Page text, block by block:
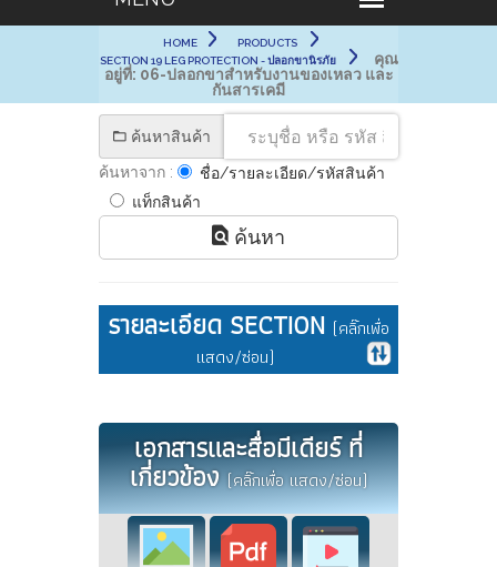
HOME
PRODUCTS
SECTION 19 LEG PROTECTION - ปลอกขานิรภัย
คุณ
อยู่ที่: 06-ปลอกขาสำหรับงานของเหลว และ
กันสารเคมี
ค้นหาสินค้า
ค้นหาจาก :
ชื่อ/รายละเอียด/รหัสสินค้า
แท็กสินค้า
ค้นหา
รายละเอียด SECTION (คลิ๊กเพื่อ
แสดง/ซ่อน)
เอกสารและสื่อมีเดียร์ ที่
เกี่ยวข้อง(คลิ๊กเพื่อ แสดง/ซ่อน)